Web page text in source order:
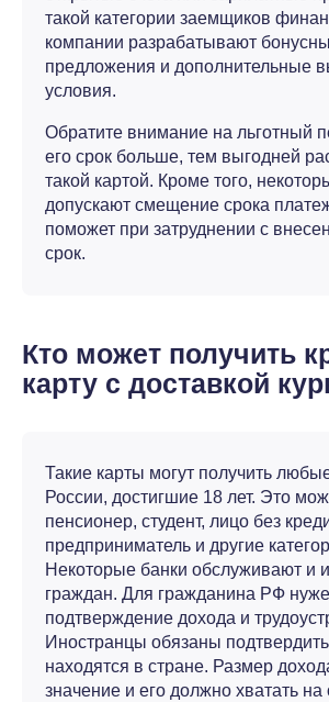
такой категории заемщиков
компании разрабатывают
предложения и дополнительные
условия.
Обратите внимание на льготный
его срок больше, тем выгодней
такой картой. Кроме того,
допускают смещение срока
поможет при затруднении с
срок.
Кто может получить
карту с доставкой
Такие карты могут получить
России, достигшие 18 лет. Это
пенсионер, студент, лицо без
предприниматель и другие
Некоторые банки обслуживают и
граждан. Для гражданина РФ
подтверждение дохода и
Иностранцы обязаны
находятся в стране. Размер
значение и его должно хватать на